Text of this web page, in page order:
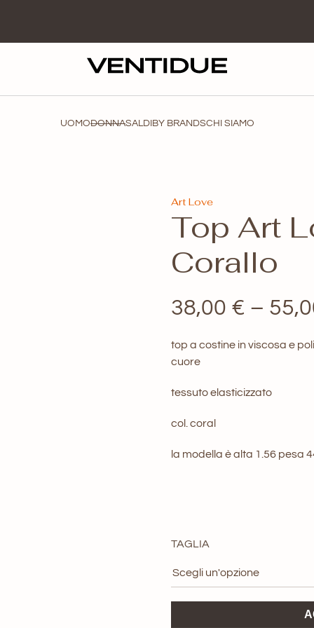
UOMODONNASALDI BY BRANDSCHI SIAMO
Art Love
Top Art
Corallo
38,00 € –
top a costine in viscosa e
cuore
tessuto elasticizzato
col. coral
la modella è alta 1.56 pesa
TAGLIA
Art